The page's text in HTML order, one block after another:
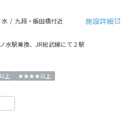
施設詳細
水
九段・飯田橋付近
水駅乗換、JR総武線にて２駅
上
★★★★以上